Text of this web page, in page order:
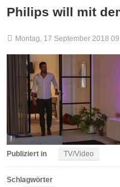
Philips will mit
Montag, 17 September 2018
Publiziert in TV/Video
Schlagwörter